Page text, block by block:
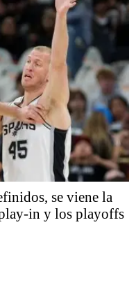
se viene la
in y los playoffs